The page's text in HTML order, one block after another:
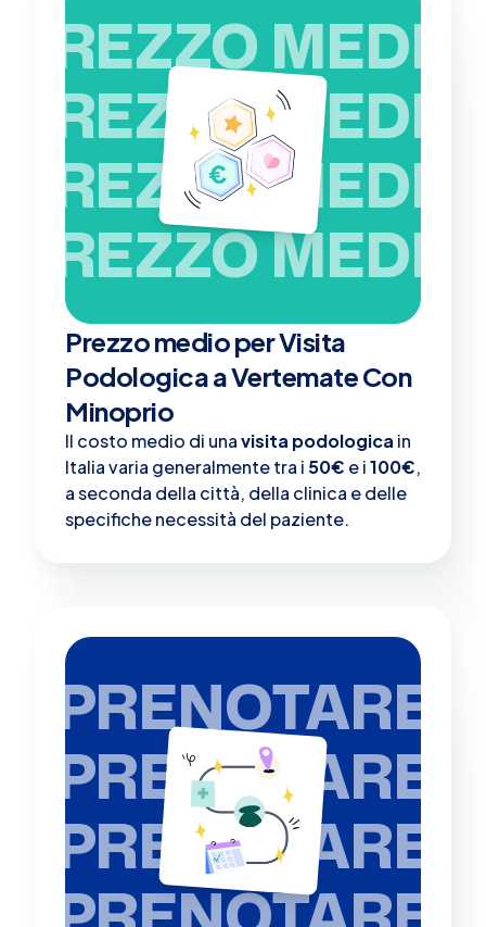
PREZZO MEDIO
PREZZO MEDIO
PREZZO MEDIO
PREZZO MEDIO
Prezzo medio per Visita
Podologica a Vertemate Con
Minoprio
Il costo medio di unavisita podologica in
Italia varia generalmente tra i 50€ e i100€,
a seconda della città, della clinica e delle
specifiche necessità del paziente.
PRENOTARE
PRENOTARE
PRENOTARE